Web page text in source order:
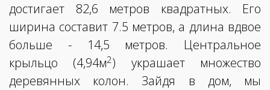
достигает 82,6 метров квадратных. Его
ширина составит 7.5 метров, а длина вдвое
больше - 14,5 метров. Центральное
крыльцо (4,94м2) украшает множество
деревянных колон. Зайдя в дом, мы